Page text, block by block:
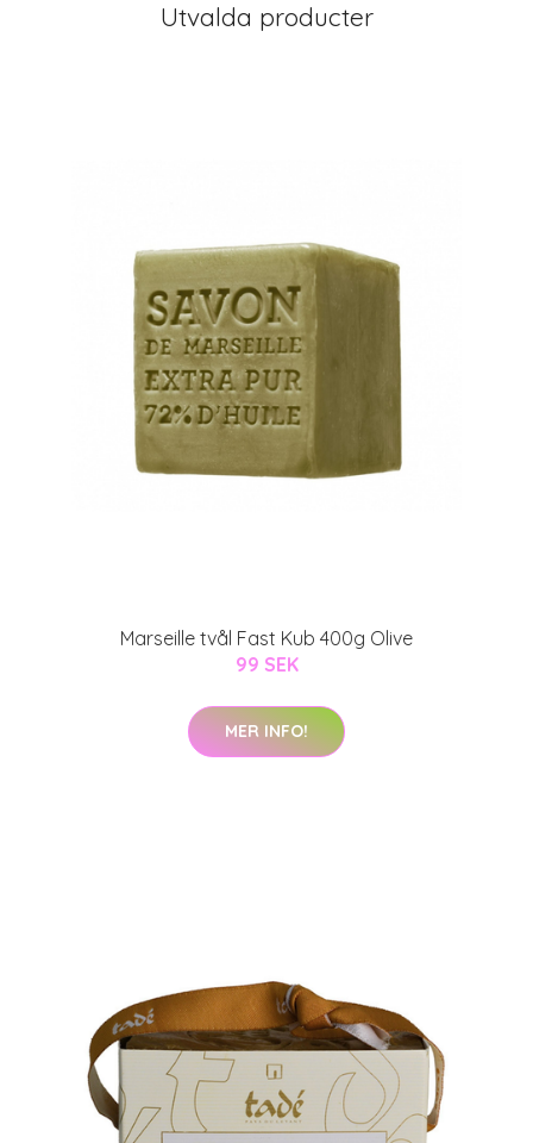
Utvalda producter
Marseille tvål Fast Kub 400g Olive
99 SEK
MER INFO!